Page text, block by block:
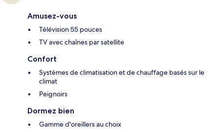
Amusez-vous
Télévision 55 pouces
TV avec chaînes par satellite
Confort
Systèmes de climatisation et de chauffage basés sur le
climat
Peignoirs
Dormez bien
Gamme d'oreillers au choix